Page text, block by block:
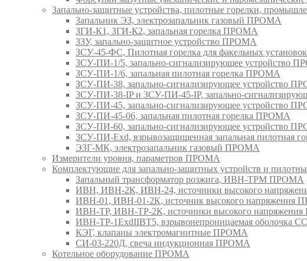
Запально-защитные устройства, пилотные горелки,
Запальник ЭЗ, электрозапальник газовый ПРОМА
ЗГИ-К1, ЗГИ-К2, запальная горелка ПРОМА
ЗЗУ, запально-защитное устройство ПРОМА
ЗСУ-45-ФС, Пилотная горелка для факельных
ЗСУ-ПИ-1/5, запально-сигнализирующее устройство
ЗСУ-ПИ-1/6, запальная пилотная горелка ПРОМА
ЗСУ-ПИ-38, запально-сигнализирующее устройство
ЗСУ-ПИ-38-IP и ЗСУ-ПИ-45-IP, запально-
ЗСУ-ПИ-45, запально-сигнализирующее устройство
ЗСУ-ПИ-45-06, запальная пилотная горелка ПРОМА
ЗСУ-ПИ-60, запально-сигнализирующее устройство
ЗСУ-ПИ-Exd, взрывозащищенная запальная пилотная
ЭЗГ-МК, электрозапальник газовый ПРОМА
Измерители уровня, параметров ПРОМА
Комплектующие для запально-защитных устройств и
Запальный трансформатор розжига, ИВН-ТРМ ПРОМА
ИВН, ИВН-2К, ИВН-24, источники высокого
ИВН-01, ИВН-01-2К, источник высокого напряжения
ИВН-ТР, ИВН-ТР-2К, источники высокого
ИВН-ТР-1ExdIIBT5, взрывонепроницаемая оболочка
КЭГ, клапаны электромагнитные ПРОМА
СИ-03-220Д, свеча индукционная ПРОМА
Котельное оборудование ПРОМА